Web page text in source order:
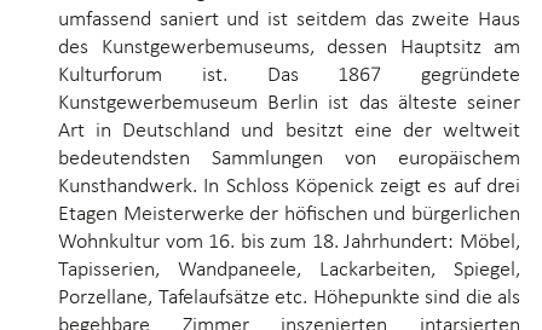
umfassend saniert und ist seitdem das zweite Haus
des Kunstgewerbemuseums, dessen Hauptsitz am
Kulturforum ist. Das 1867 gegründete
Kunstgewerbemuseum Berlin ist das älteste seiner
Art in Deutschland und besitzt eine der weltweit
bedeutendsten Sammlungen von europäischem
Kunsthandwerk. In Schloss Köpenick zeigt es auf drei
Etagen Meisterwerke der höfischen und bürgerlichen
Wohnkultur vom 16. bis zum 18. Jahrhundert: Möbel,
Tapisserien, Wandpaneele, Lackarbeiten, Spiegel,
Porzellane, Tafelaufsätze etc. Höhepunkte sind die als